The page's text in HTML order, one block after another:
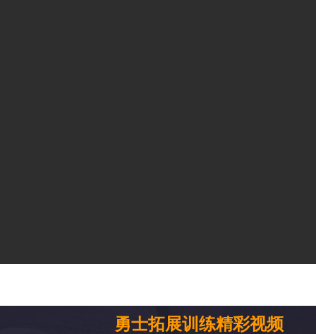
勇士拓展训练精彩视频